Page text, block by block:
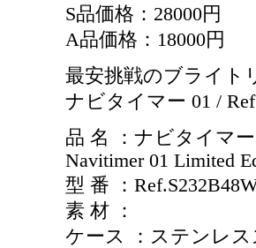
S品価格：28000円
A品価格：18000円
最安挑戦のブライト
ナビタイマー 01 /
品 名 ：ナビタイマ
Navitimer 01 Limited
型 番 ：
素 材 ：
ケース ：ステンレ